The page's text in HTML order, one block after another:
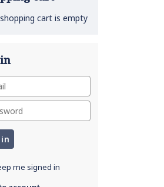
cart is empty
me signed in